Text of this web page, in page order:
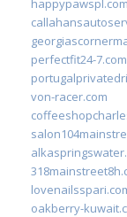
perfectfit24-7.com
von-racer.com
oakberry-